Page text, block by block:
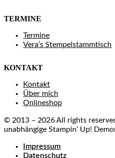
TERMINE
Termine
Vera’s Stempelstammtisch
KONTAKT
Kontakt
Über mich
Onlineshop
© 2013 – 2026 All rights
unabhängige Stampin‘ Up!
Impressum
Datenschutz